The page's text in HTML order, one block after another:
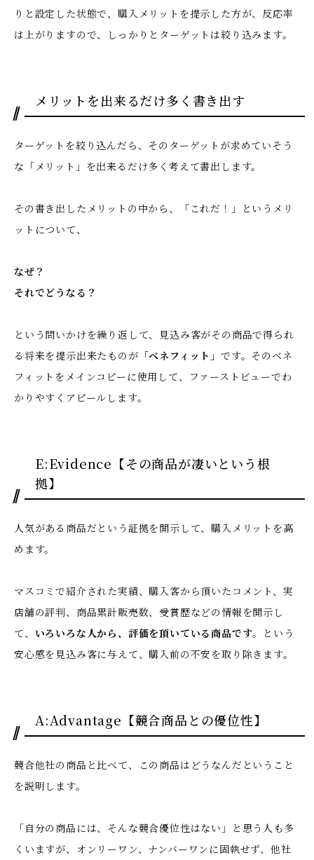
りと設定した状態で、購入メリットを提示した方が、反応率
は上がりますので、しっかりとターゲットは絞り込みます。
メリットを出来るだけ多く書き出す
ターゲットを絞り込んだら、そのターゲットが求めていそう
な「メリット」を出来るだけ多く考えて書出します。
その書き出したメリットの中から、「これだ！」というメリ
ットについて、
なぜ？
それでどうなる？
という問いかけを繰り返して、見込み客がその商品で得られ
る将来を提示出来たものが 「ベネフィット」です。そのベネ
フィットをメインコピーに使用して、ファーストビューでわ
かりやすくアピールします。
E:Evidence【その商品が凄いという根
拠】
人気がある商品だという証拠を開示して、購入メリットを高
めます。
マスコミで紹介された実績、購入客から頂いたコメント、実
店舗の評判、商品累計販売数、受賞歴などの情報を開示し
て、 いろいろな人から、評価を頂いている商品です。という
安心感を見込み客に与えて、購入前の不安を取り除きます。
A:Advantage【競合商品との優位性】
競合他社の商品と比べて、この商品はどうなんだということ
を説明します。
「自分の商品には、そんな競合優位性はない」と思う人も多
くいますが、オンリーワン、ナンバーワンに固執せず、他社